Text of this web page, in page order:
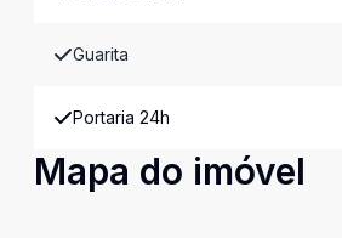
Guarita
Portaria 24h
Mapa do imóvel